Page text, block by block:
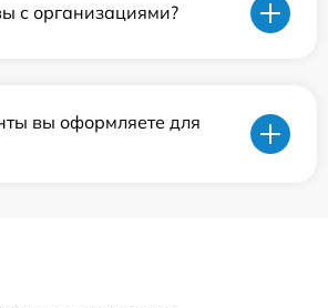
с организациями?
вы оформляете для